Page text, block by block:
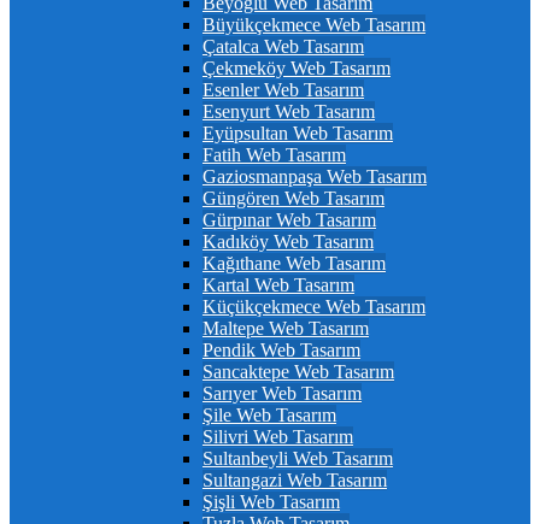
Büyükçekmece Web Tasarım
Çatalca Web Tasarım
Çekmeköy Web Tasarım
Esenler Web Tasarım
Esenyurt Web Tasarım
Eyüpsultan Web Tasarım
Fatih Web Tasarım
Gaziosmanpaşa Web Tasarım
Güngören Web Tasarım
Gürpınar Web Tasarım
Kadıköy Web Tasarım
Kağıthane Web Tasarım
Kartal Web Tasarım
Küçükçekmece Web Tasarım
Maltepe Web Tasarım
Pendik Web Tasarım
Sancaktepe Web Tasarım
Sarıyer Web Tasarım
Şile Web Tasarım
Silivri Web Tasarım
Sultanbeyli Web Tasarım
Sultangazi Web Tasarım
Şişli Web Tasarım